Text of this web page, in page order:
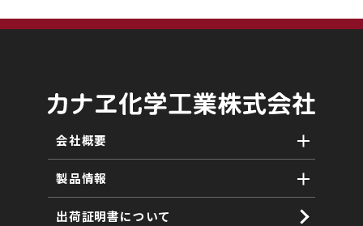
会社概要
・沿革について
・関連会社について
製品情報
・ハイボンドコート
出荷証明書について